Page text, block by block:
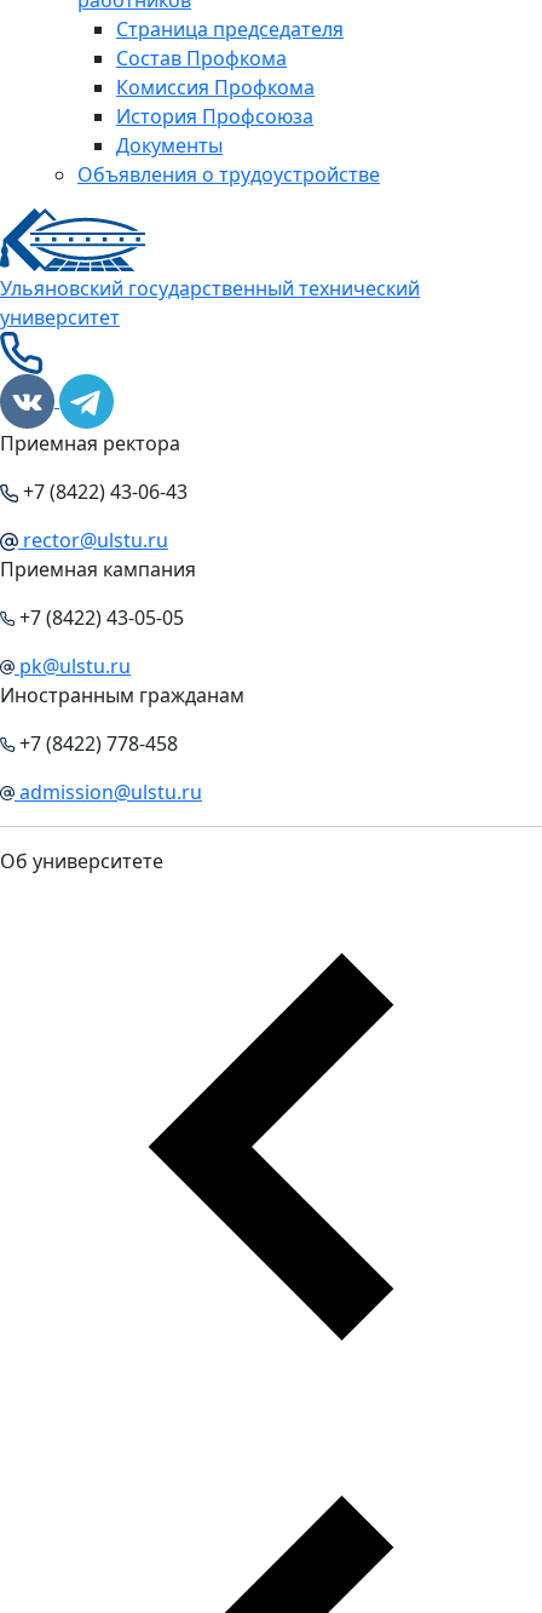
Страница председателя
Состав Профкома
Комиссия Профкома
История Профсоюза
Документы
Объявления о трудоустройстве
Ульяновский государственный технический
университет
Приемная ректора
+7 (8422) 43-06-43
rector@ulstu.ru
Приемная кампания
+7 (8422) 43-05-05
pk@ulstu.ru
Иностранным гражданам
+7 (8422) 778-458
admission@ulstu.ru
Об университете